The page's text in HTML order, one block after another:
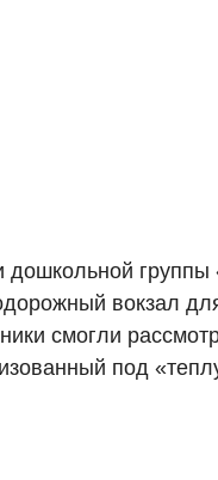
дошкольной
вокзал
смогли
под